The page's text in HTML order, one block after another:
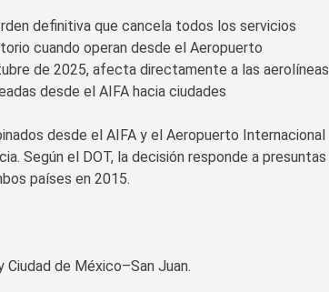
definitiva que cancela todos los servicios
cuando operan desde el Aeropuerto
de 2025, afecta directamente a las aerolíneas
desde el AIFA hacia ciudades
desde el AIFA y el Aeropuerto Internacional
Según el DOT, la decisión responde a presuntas
países en 2015.
de México–San Juan.